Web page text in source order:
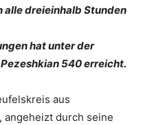
dreieinhalb Stunden
hat unter der
540 erreicht.
aus
angeheizt durch seine